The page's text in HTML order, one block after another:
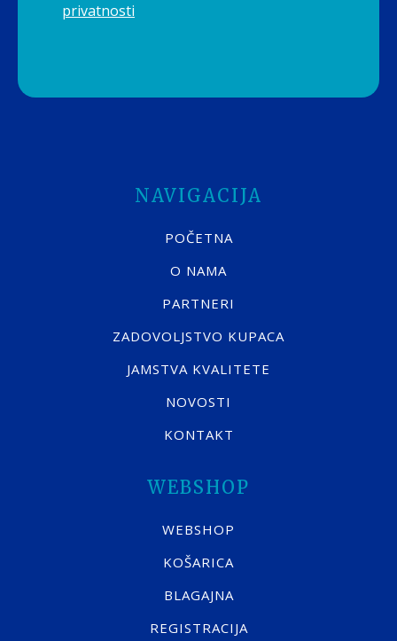
privatnosti
NAVIGACIJA
POČETNA
O NAMA
PARTNERI
ZADOVOLJSTVO KUPACA
JAMSTVA KVALITETE
NOVOSTI
KONTAKT
WEBSHOP
WEBSHOP
KOŠARICA
BLAGAJNA
REGISTRACIJA